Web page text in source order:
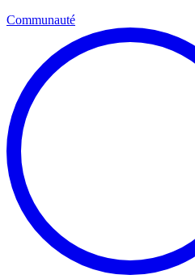
Communauté